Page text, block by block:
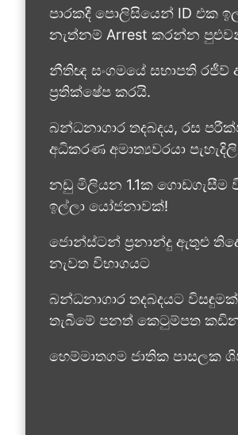
පාරකදී පොලිසියෙන් ID එක
නැත්නම් Arrest කරන්න
නීතිඥ සංගමයේ සභාපති රජීව්
ප්‍රතික්ෂේප කරයි.
බන්ධනාගාර තදබදය, රස
අධිකරණ අමාත්‍යවරයා
නඩු මිලියන 1.1ක ගොඩගැසීම
ඉල්ලා යෝජනාවක්!
ජොන්ස්ටන් ප්‍රනාන්දු ඇතුළු
නැවත විභාගයට
බන්ධනාගාර තදබදයට
තැබීමේ පනත් කෙටුම්පත
හෙම්මාතගම ජාතික පාසලක